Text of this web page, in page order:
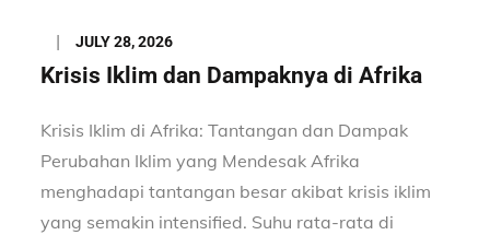
Posted
on
JULY 28, 2026
Krisis Iklim dan Dampaknya di Afrika
Krisis Iklim di Afrika: Tantangan dan Dampak
Perubahan Iklim yang Mendesak Afrika
menghadapi tantangan besar akibat krisis iklim
yang semakin intensified. Suhu rata-rata di